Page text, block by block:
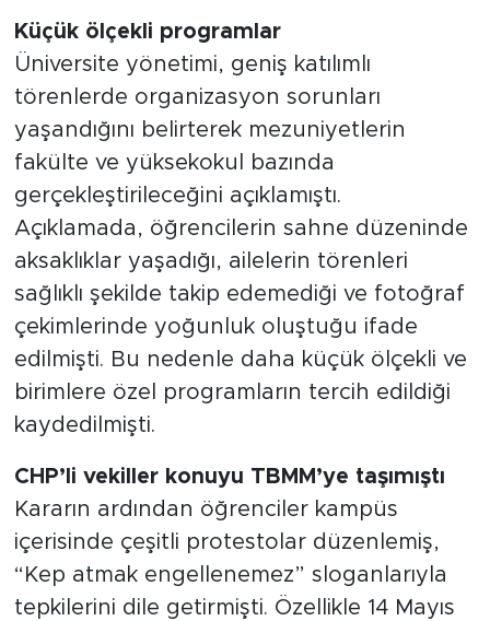
Küçük ölçekli programlar
Üniversite yönetimi, geniş katılımlı
törenlerde organizasyon sorunları
yaşandığını belirterek mezuniyetlerin
fakülte ve yüksekokul bazında
gerçekleştirileceğini açıklamıştı.
Açıklamada, öğrencilerin sahne düzeninde
aksaklıklar yaşadığı, ailelerin törenleri
sağlıklı şekilde takip edemediği ve fotoğraf
çekimlerinde yoğunluk oluştuğu ifade
edilmişti. Bu nedenle daha küçük ölçekli ve
birimlere özel programların tercih edildiği
kaydedilmişti.
CHP’li vekiller konuyu TBMM’ye taşımıştı
Kararın ardından öğrenciler kampüs
içerisinde çeşitli protestolar düzenlemiş,
“Kep atmak engellenemez” sloganlarıyla
tepkilerini dile getirmişti. Özellikle 14 Mayıs